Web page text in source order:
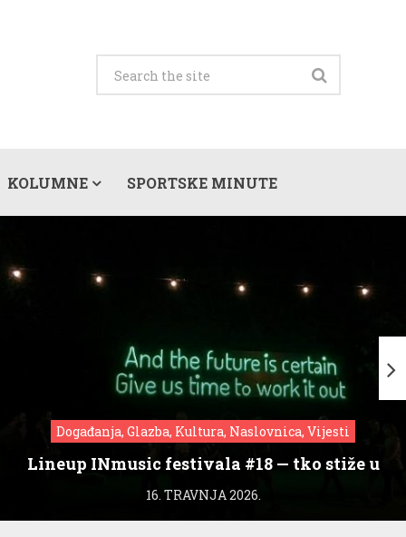
KOLUMNE SPORTSKE MINUTE
Događanja, Glazba, Kultura, Naslovnica, Vijesti
Lineup INmusic festivala #18 — tko stiže u
Zagreb?
16. TRAVNJA 2026.